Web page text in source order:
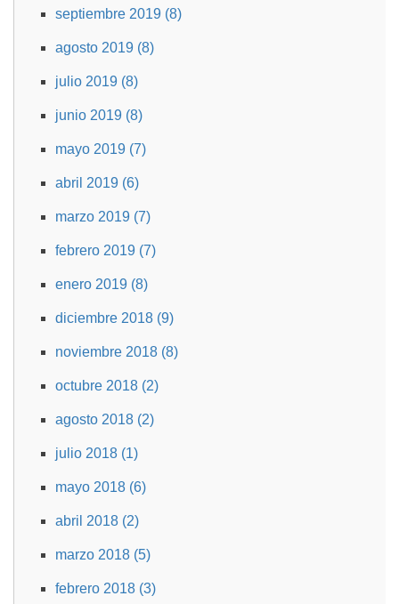
septiembre 2019 (8)
agosto 2019 (8)
julio 2019 (8)
junio 2019 (8)
mayo 2019 (7)
abril 2019 (6)
marzo 2019 (7)
febrero 2019 (7)
enero 2019 (8)
diciembre 2018 (9)
noviembre 2018 (8)
octubre 2018 (2)
agosto 2018 (2)
julio 2018 (1)
mayo 2018 (6)
abril 2018 (2)
marzo 2018 (5)
febrero 2018 (3)